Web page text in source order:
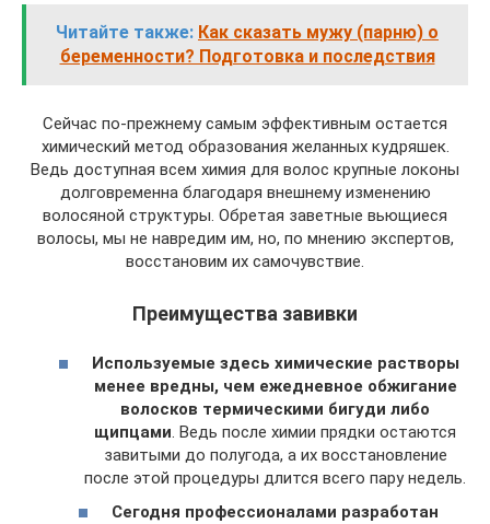
Читайте также: Как сказать мужу (парню) о
беременности? Подготовка и последствия
Сейчас по-прежнему самым эффективным остается
химический метод образования желанных кудряшек.
Ведь доступная всем химия для волос крупные локоны
долговременна благодаря внешнему изменению
волосяной структуры. Обретая заветные вьющиеся
волосы, мы не навредим им, но, по мнению экспертов,
восстановим их самочувствие.
Преимущества завивки
Используемые здесь химические растворы
менее вредны, чем ежедневное обжигание
волосков термическими бигуди либо
щипцами. Ведь после химии прядки остаются
завитыми до полугода, а их восстановление
после этой процедуры длится всего пару недель.
Сегодня профессионалами разработан